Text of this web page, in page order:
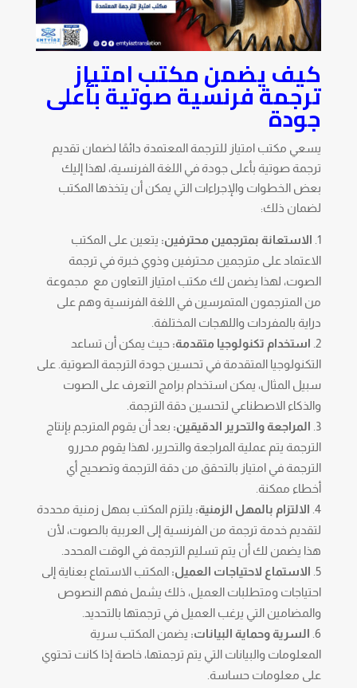
كيف يضمن مكتب امتياز
ترجمة فرنسية صوتية بأعلى
جودة
يسعي مكتب امتياز للترجمة المعتمدة دائمًا لضمان تقديم
ترجمة صوتية بأعلى جودة في اللغة الفرنسية، لهذا إليك
بعض الخطوات والإجراءات التي يمكن أن يتخذها المكتب
لضمان ذلك:
الاستعانة بمترجمين محترفين: يتعين على المكتب
الاعتماد على مترجمين محترفين وذوي خبرة في ترجمة
الصوت، لهذا يضمن لك مكتب امتياز التعاون مع مجموعة
من المترجمون المتمرسين في اللغة الفرنسية وهم على
دراية بالمفردات واللهجات المختلفة.
استخدام تكنولوجيا متقدمة: حيث يمكن أن تساعد
التكنولوجيا المتقدمة في تحسين جودة الترجمة الصوتية. على
سبيل المثال، يمكن استخدام برامج التعرف على الصوت
والذكاء الاصطناعي لتحسين دقة الترجمة.
المراجعة والتحرير الدقيقين: بعد أن يقوم المترجم بإنتاج
الترجمة يتم عملية المراجعة والتحرير، لهذا يقوم محررو
الترجمة في امتياز بالتحقق من دقة الترجمة وتصحيح أي
أخطاء ممكنة.
الالتزام بالمهل الزمنية: يلتزم المكتب بمهل زمنية محددة
لتقديم خدمة ترجمة من الفرنسية إلى العربية بالصوت، لأن
هذا يضمن لك أن يتم تسليم الترجمة في الوقت المحدد.
الاستماع لاحتياجات العميل: المكتب الاستماع بعناية إلى
احتياجات ومتطلبات العميل، ذلك يشمل فهم النصوص
والمضامين التي يرغب العميل في ترجمتها بالتحديد.
السرية وحماية البيانات: يضمن المكتب سرية
المعلومات والبيانات التي يتم ترجمتها، خاصة إذا كانت تحتوي
على معلومات حساسة.